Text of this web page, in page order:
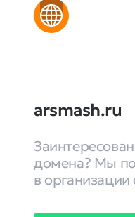
arsmash.ru
домена? Мы
в организации